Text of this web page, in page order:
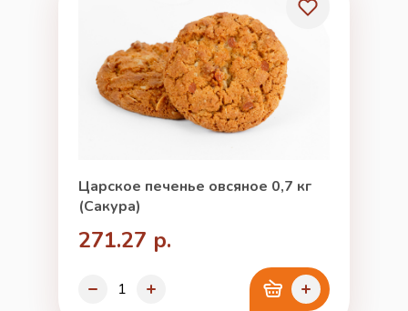
Царское печенье овсяное 0,7 кг
(Сакура)
271.27 р.